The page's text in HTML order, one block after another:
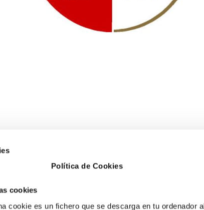
Política de Cookies
cookies
cookie es un fichero que se descarga en tu ordenador